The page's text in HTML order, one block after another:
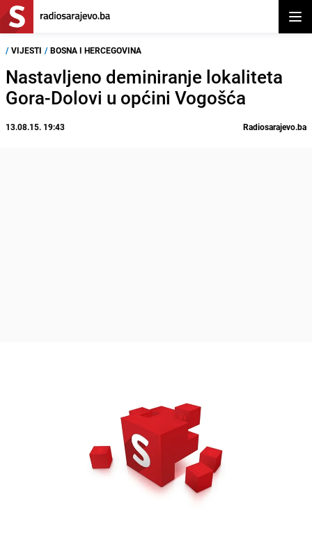
/ VIJESTI / BOSNA I HERCEGOVINA
Nastavljeno deminiranje lokaliteta
Gora-Dolovi u općini Vogošća
13.08.15. 19:43 Radiosarajevo.ba